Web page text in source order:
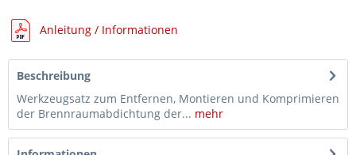
Anleitung / Informationen
Beschreibung
Werkzeugsatz zum Entfernen, Montieren und Komprimieren
der Brennraumabdichtung der... mehr